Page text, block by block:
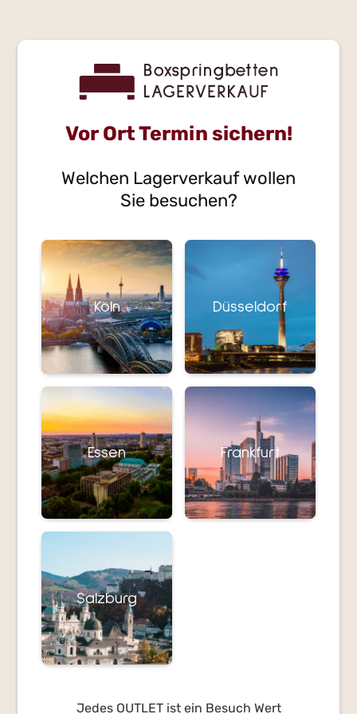
Vor Ort Termin sichern!
Welchen Lagerverkauf wollen
Sie besuchen?
Köln Düsseldorf
Essen Frankfurt
Salzburg
Jedes OUTLET ist ein Besuch Wert